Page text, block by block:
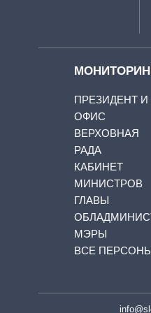
ПРЕЗИДЕНТ И
ОФИС
ВЕРХОВНАЯ
РАДА
КАБИНЕТ
МИНИСТРОВ
ГЛАВЫ
МЭРЫ
ВСЕ